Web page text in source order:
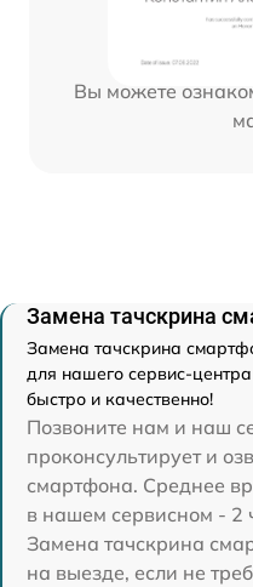
Вы можете
Замена тачскрина
Замена тачскрина
для нашего сервис-
быстро и качественно!
Позвоните нам и наш
проконсультирует и
смартфона. Среднее
в нашем сервисном - 2
Замена тачскрина
на выезде, если не